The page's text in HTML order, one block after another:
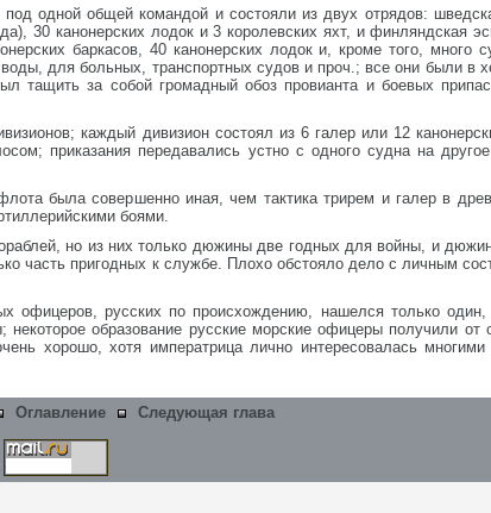
одной общей командой и состояли из двух отрядов:
30 канонерских лодок и 3 королевских яхт, и финляндская
баркасов, 40 канонерских лодок и, кроме того, много
для больных, транспортных судов и проч.; все они были в
тащить за собой громадный обоз провианта и боевых
каждый дивизион состоял из 6 галер или 12
приказания передавались устно с одного судна на
была совершенно иная, чем тактика трирем и галер в
боями.
но из них только дюжины две годных для войны, и
часть пригодных к службе. Плохо обстояло дело с личным
офицеров, русских по происхождению, нашелся только один,
образование русские морские офицеры получили от
хорошо, хотя императрица лично интересовалась многими
Оглавление Следующая глава